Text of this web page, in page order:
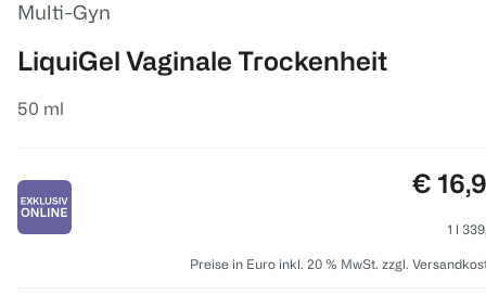
Multi-Gyn
LiquiGel Vaginale Trockenheit
50 ml
Preis:
€
1 l
Preise in Euro inkl. 20 % MwSt. zzgl.